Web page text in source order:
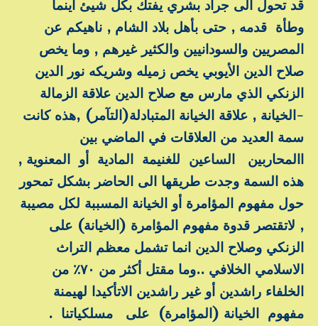
قد تحول الى جراد بشري يفتك بكل شيئ اينما
وطأة قدمه , حتى بأهل بلاد الشام , ناهيكم عن
المصريين والسودانيين والكثير غيرهم , وما يخص
صلاح الدين الأيوبي يخص زميله وشريكه نور الدين
الزنكي الذي مارس مع صلاح الدين علاقة الزمالة
-الخيانة , علاقة الخيانة المتبادلة(التآمر) ,هذه كانت
سمة العديد من العلاقات في الماضي بين
االمحاربين الساعين للغنيمة المادية أو المعنوية ,
هذه السمة وجدت طريقها الى الحاضر بشكل تمحور
حول مفهوم المؤامرة أو الخيانة المسببة لكل مصيبة
, لاتقتصر قدوة مفهوم المؤامرة (الخيانة) على
الزنكي وصلاح الدين انما تشمل معظم التراث
الاسلامي الخلافي ..وما مقتل أكثر من ٧٠٪ من
الخلفاء راشدين أو غير راشدين الاتأكيدا لهيمنة
مفهوم الخيانة (المؤامرة) على مسلكياتنا .